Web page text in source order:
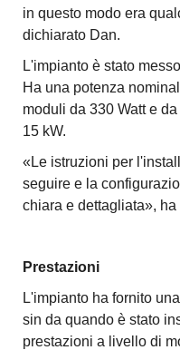
in questo modo era
dichiarato Dan.
L'impianto è stato
Ha una potenza
moduli da 330 Watt e
15 kW.
«Le istruzioni per
seguire e la
chiara e dettagliata», ha
Prestazioni
L'impianto ha fornito
sin da quando è stato
prestazioni a livello di